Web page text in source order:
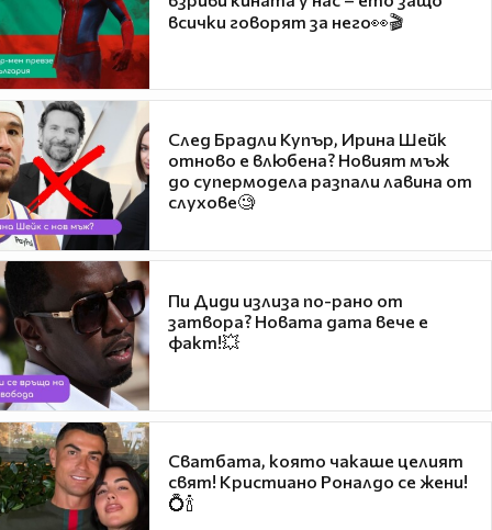
всички говорят за него👀🎬
След Брадли Купър, Ирина Шейк
отново е влюбена? Новият мъж
до супермодела разпали лавина от
слухове🧐
Пи Диди излиза по-рано от
затвора? Новата дата вече е
факт!💥
Сватбата, която чакаше целият
свят! Кристиано Роналдо се жени!
💍🍾